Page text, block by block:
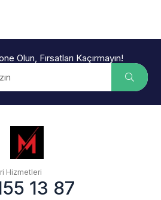
Olun, Fırsatları Kaçırmayın!
Hizmetleri
13 87